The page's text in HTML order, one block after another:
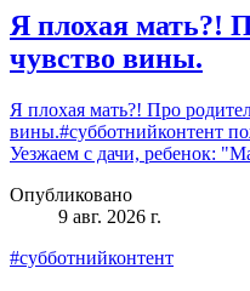
Я плохая мать?!
чувство вины.
Я плохая мать?! Про
вины.#субботнийконтент
Уезжаем с дачи, ребенок:
Опубликовано
9 авг. 2026 г.
#субботнийконтент